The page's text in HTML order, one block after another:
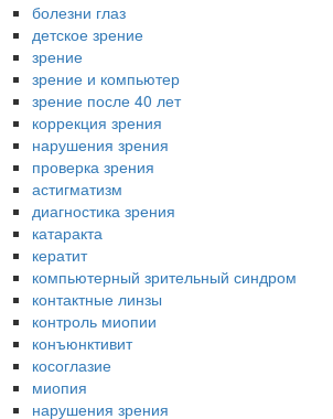
болезни глаз
детское зрение
зрение
зрение и компьютер
зрение после 40 лет
коррекция зрения
нарушения зрения
проверка зрения
астигматизм
диагностика зрения
катаракта
кератит
компьютерный зрительный синдром
контактные линзы
контроль миопии
конъюнктивит
косоглазие
миопия
нарушения зрения